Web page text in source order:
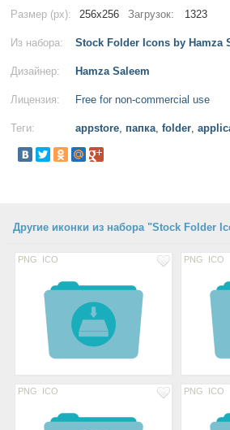
Размер (px): 256x256 Загрузок: 1323
Из набора: Stock Folder Icons by Hamza
Дизайнер: Hamza Saleem
Лицензия: Free for non-commercial use
Теги: appstore, папка, folder,
Другие иконки из набора "Stock Folder
PNG ICO PNG ICO
PNG ICO PNG ICO